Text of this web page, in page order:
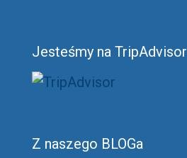
Jesteśmy na TripAdvisor
Z naszego BLOGa